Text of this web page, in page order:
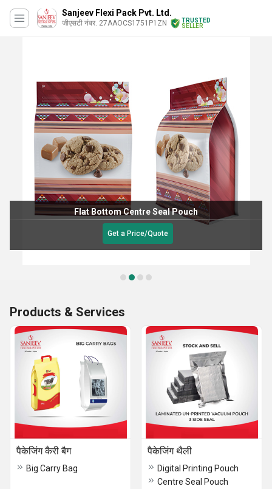
Sanjeev Flexi Pack Pvt. Ltd.
जीएसटी नंबर. 27AAOCS1751P1ZN
TRUSTED
SELLER
Flat Bottom Centre Seal Pouch
Get a Price/Quote
Products & Services
पैकेजिंग कैरी बैग
Big Carry Bag
पैकेजिंग थैली
Digital Printing Pouch
Centre Seal Pouch